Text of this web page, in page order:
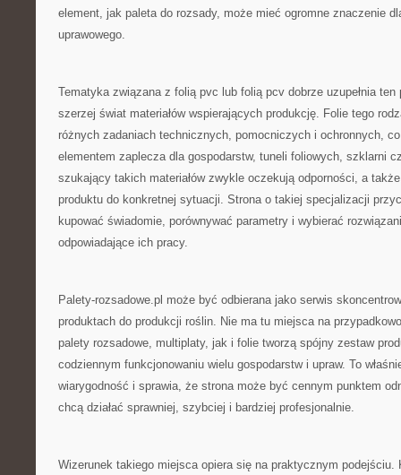
element, jak paleta do rozsady, może mieć ogromne znaczenie
uprawowego.
Tematyka związana z folią pvc lub folią pcv dobrze uzupełnia
szerzej świat materiałów wspierających produkcję. Folie tego
różnych zadaniach technicznych, pomocniczych i ochronnych,
elementem zaplecza dla gospodarstw, tuneli foliowych, szklarni
szukający takich materiałów zwykle oczekują odporności, a
produktu do konkretnej sytuacji. Strona o takiej specjalizacji
kupować świadomie, porównywać parametry i wybierać
odpowiadające ich pracy.
Palety-rozsadowe.pl może być odbierana jako serwis
produktach do produkcji roślin. Nie ma tu miejsca na
palety rozsadowe, multiplaty, jak i folie tworzą spójny zestaw
codziennym funkcjonowaniu wielu gospodarstw i upraw. To
wiarygodność i sprawia, że strona może być cennym punktem
chcą działać sprawniej, szybciej i bardziej profesjonalnie.
Wizerunek takiego miejsca opiera się na praktycznym